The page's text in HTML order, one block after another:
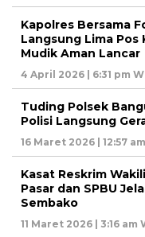
Kapolres Bersama
Langsung Lima
Mudik Aman Lancar
4 April 2026 | 6:31 pm
Tuding Polsek
Polisi Langsung
16 Maret 2026 | 12:57
Kasat Reskrim
Pasar dan SPBU
Sembako
11 Maret 2026 | 3:16 am